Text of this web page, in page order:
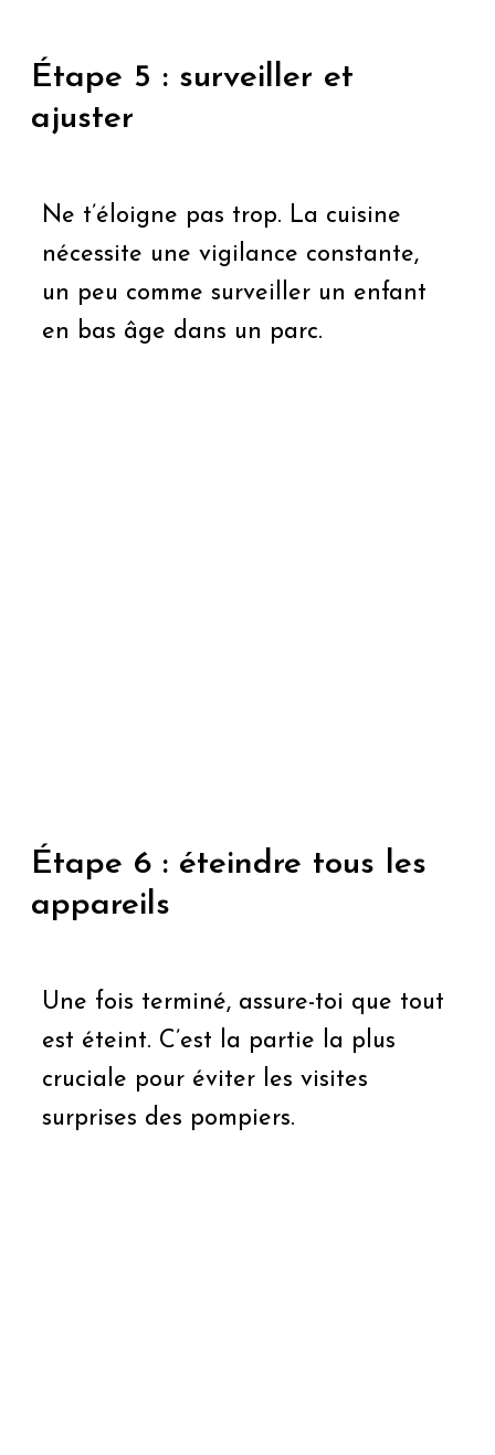
Étape 5 : surveiller et
ajuster
Ne t’éloigne pas trop. La cuisine
nécessite une vigilance constante,
un peu comme surveiller un enfant
en bas âge dans un parc.
Étape 6 : éteindre tous les
appareils
Une fois terminé, assure-toi que tout
est éteint. C’est la partie la plus
cruciale pour éviter les visites
surprises des pompiers.